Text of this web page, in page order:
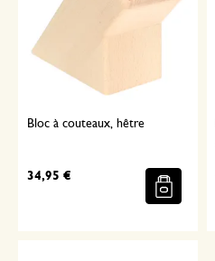
Bloc à couteaux, hêtre
34,95 €